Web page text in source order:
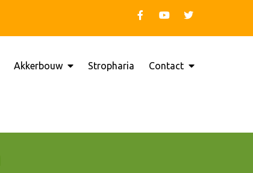
Akkerbouw Stropharia Contact